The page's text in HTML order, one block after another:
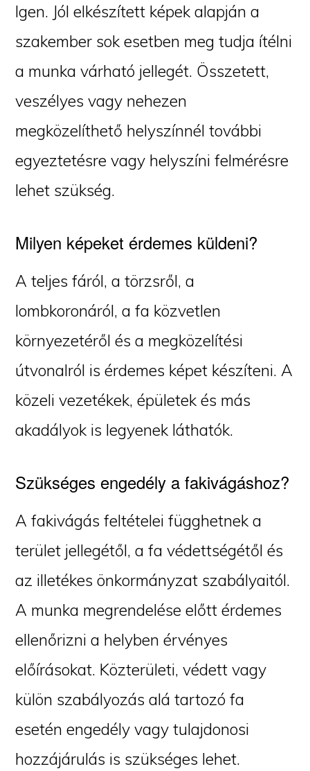
Igen. Jól elkészített képek alapján a
szakember sok esetben meg tudja ítélni
a munka várható jellegét. Összetett,
veszélyes vagy nehezen
megközelíthető helyszínnél további
egyeztetésre vagy helyszíni felmérésre
lehet szükség.
Milyen képeket érdemes küldeni?
A teljes fáról, a törzsről, a
lombkoronáról, a fa közvetlen
környezetéről és a megközelítési
útvonalról is érdemes képet készíteni. A
közeli vezetékek, épületek és más
akadályok is legyenek láthatók.
Szükséges engedély a fakivágáshoz?
A fakivágás feltételei függhetnek a
terület jellegétől, a fa védettségétől és
az illetékes önkormányzat szabályaitól.
A munka megrendelése előtt érdemes
ellenőrizni a helyben érvényes
előírásokat. Közterületi, védett vagy
külön szabályozás alá tartozó fa
esetén engedély vagy tulajdonosi
hozzájárulás is szükséges lehet.